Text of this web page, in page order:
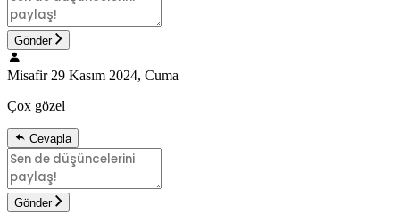
Gönder
Misafir 29 Kasım 2024, Cuma
Çox gözel
Cevapla
Gönder